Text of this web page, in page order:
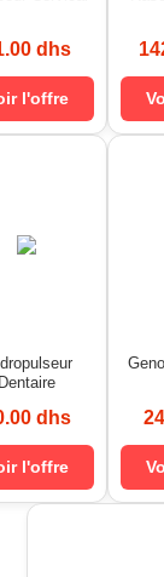
dhs
l'offre
Dentaire
dhs
l'offre